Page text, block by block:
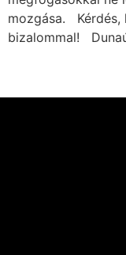
mozgása. Kérdés,
bizalommal!